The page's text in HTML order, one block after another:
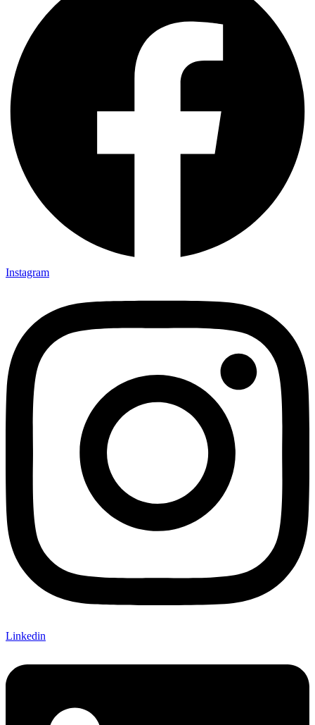
Instagram
Linkedin